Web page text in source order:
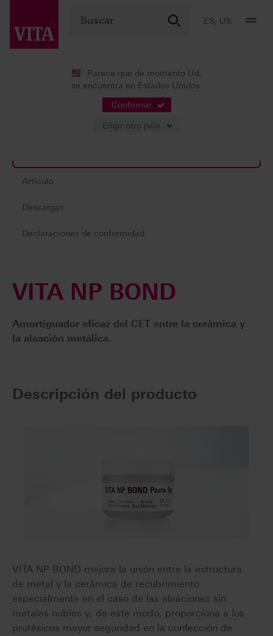
ES, US
Parece que de momento Ud.
se encuentra en Estados Unidos.
Confirmar
Eligir otro país
Recubrimiento Metalo-cerámica
Artículo
Descargas
Declaraciones de conformidad
VITA NP BOND
Amortiguador eficaz del CET entre la cerámica y
la aleación metálica.
Descripción del producto
VITA NP BOND mejora la unión entre la estructura
de metal y la cerámica de recubrimiento
especialmente en el caso de las aleaciones sin
metales nobles y, de este modo, proporciona a los
protésicos mayor seguridad en la confección de